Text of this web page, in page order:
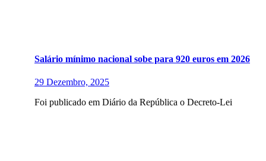
Salário mínimo nacional sobe para 920 euros em 2026
29 Dezembro, 2025
Foi publicado em Diário da República o Decreto-Lei